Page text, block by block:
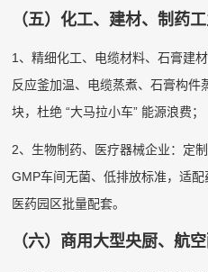
（五）化工、建材、制药工
1、精细化工、电缆材料、石膏建
反应釜加温、电缆蒸煮、石膏构件
块，杜绝 “大马拉小车” 能源浪费；
2、生物制药、医疗器械企业：定
GMP车间无菌、低排放标准，适
医药园区批量配套。
（六）商用大型央厨、航